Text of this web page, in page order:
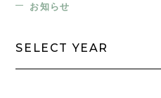
お知らせ
SELECT YEAR